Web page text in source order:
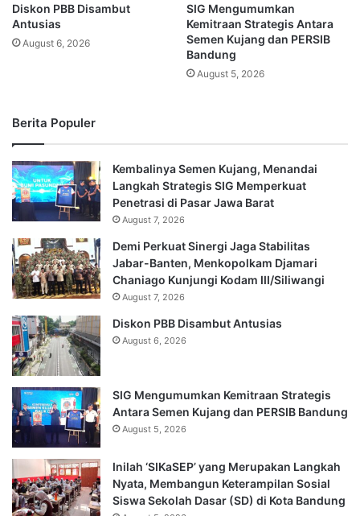
Diskon PBB Disambut
Antusias
August 6, 2026
SIG Mengumumkan
Kemitraan Strategis Antara
Semen Kujang dan PERSIB
Bandung
August 5, 2026
Berita Populer
Kembalinya Semen Kujang, Menandai
Langkah Strategis SIG Memperkuat
Penetrasi di Pasar Jawa Barat
August 7, 2026
Demi Perkuat Sinergi Jaga Stabilitas
Jabar-Banten, Menkopolkam Djamari
Chaniago Kunjungi Kodam III/Siliwangi
August 7, 2026
Diskon PBB Disambut Antusias
August 6, 2026
SIG Mengumumkan Kemitraan Strategis
Antara Semen Kujang dan PERSIB Bandung
August 5, 2026
Inilah ‘SIKaSEP’ yang Merupakan Langkah
Nyata, Membangun Keterampilan Sosial
Siswa Sekolah Dasar (SD) di Kota Bandung